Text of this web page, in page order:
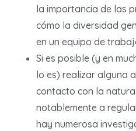
la importancia de las
cómo la diversidad
en un equipo de
Si es posible (y en
lo es) realizar alguna
contacto con la
notablemente a
hay numerosa